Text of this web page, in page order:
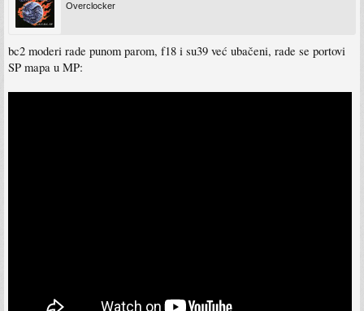
Overclocker
bc2 moderi rade punom parom, f18 i su39 već ubačeni, rade se portovi
SP mapa u MP: